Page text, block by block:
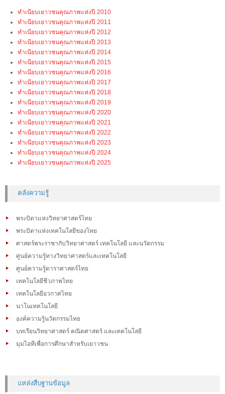
ทำเนียบเยาวชนคุณภาพแห่งปี 2010
ทำเนียบเยาวชนคุณภาพแห่งปี 2011
ทำเนียบเยาวชนคุณภาพแห่งปี 2012
ทำเนียบเยาวชนคุณภาพแห่งปี 2013
ทำเนียบเยาวชนคุณภาพแห่งปี 2014
ทำเนียบเยาวชนคุณภาพแห่งปี 2015
ทำเนียบเยาวชนคุณภาพแห่งปี 2016
ทำเนียบเยาวชนคุณภาพแห่งปี 2017
ทำเนียบเยาวชนคุณภาพแห่งปี 2018
ทำเนียบเยาวชนคุณภาพแห่งปี 2019
ทำเนียบเยาวชนคุณภาพแห่งปี 2020
ทำเนียบเยาวชนคุณภาพแห่งปี 2021
ทำเนียบเยาวชนคุณภาพแห่งปี 2022
ทำเนียบเยาวชนคุณภาพแห่งปี 2023
ทำเนียบเยาวชนคุณภาพแห่งปี 2024
ทำเนียบเยาวชนคุณภาพแห่งปี 2025
คลังความรู้
พระบิดาแห่งวิทยาศาสตร์ไทย
พระบิดาแห่งเทคโนโลยีของไทย
ศาสตร์พระราชากับวิทยาศาสตร์ เทคโนโลยี และนวัตกรรม
ศูนย์ความรู้ทางวิทยาศาสตร์และเทคโนโลยี
ศูนย์ความรู้ดาราศาสตร์ไทย
เทคโนโลยีชีวภาพไทย
เทคโนโลยีอวกาศไทย
นาโนเทคโนโลยี
องค์ความรู้นวัตกรรมไทย
บทเรียนวิทยาศาสตร์ คณิตศาสตร์ และเทคโนโลยี
มุมไอทีเพื่อการศึกษาสำหรับเยาวชน
แหล่งสืบฐานข้อมูล